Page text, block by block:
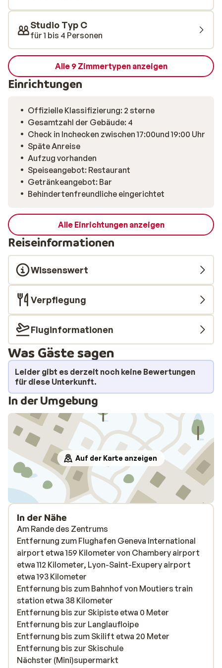
eine bequeme Alternative. Und nach einem Tag auf der
Piste kannst du dich in der Bar entspannen oder deine
Skier im Skiraum mit Spinden sicher verstauen.
Studio Typ C
für 1 bis 4 Personen
Alle 9 Zimmertypen anzeigen
Einrichtungen
Offizielle Klassifizierung: 2 sterne
Gesamtzahl der Gebäude: 4
Check in Inchecken zwischen 17:00und 19:00 Uhr
Späte Anreise
Aufzug vorhanden
Speiseangebot: Restaurant
Getränkeangebot: Bar
Behindertenfreundliche eingerichtet
Alle Einrichtungen anzeigen
Reiseinformationen
Wissenswert
Verpflegung
Fluginformationen
Was Gäste sagen
Leider gibt es derzeit noch keine Bewertungen
für diese Unterkunft.
In der Umgebung
Auf der Karte anzeigen
In der Nähe
Am Rande des Zentrums
Entfernung zum Flughafen Geneva International
airport etwa 159 Kilometer von Chambery airport
etwa 112 Kilometer, Lyon-Saint-Exupery airport
etwa 193 Kilometer
Entfernung bis zum Bahnhof von Moutiers train
station etwa 38 Kilometer
Entfernung bis zur Skipiste etwa 0 Meter
Entfernung bis zur Langlaufloipe
Entfernung bis zum Skilift etwa 20 Meter
Entfernung bis zur Skischule
Nächster (Mini)supermarkt